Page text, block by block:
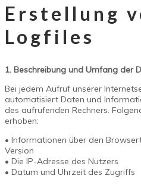
Erstellung
Logfiles
1. Beschreibung und Umfang der
Bei jedem Aufruf unserer
automatisiert Daten und
des aufrufenden Rechners.
erhoben:
• Informationen über den
Version
• Die IP-Adresse des Nutzers
• Datum und Uhrzeit des Zugriffs